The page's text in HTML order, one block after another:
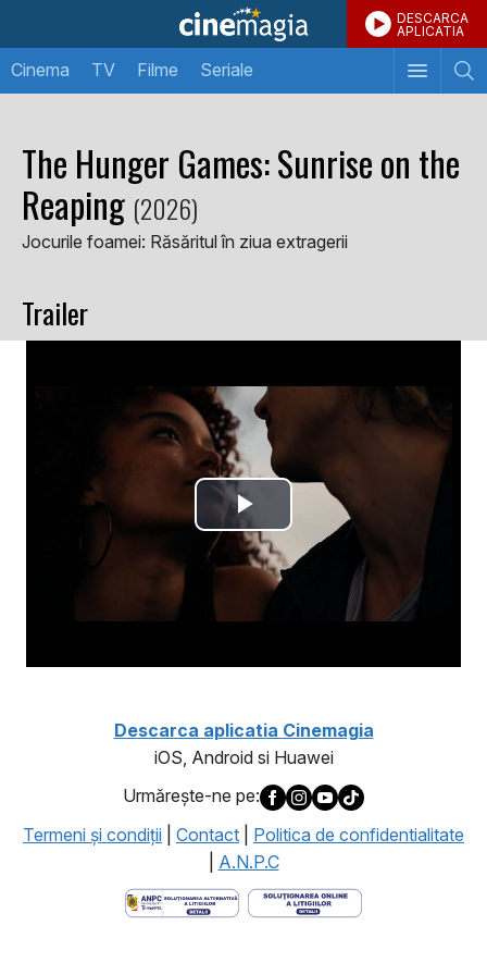
DESCARCA
APLICATIA
Cinema TV Filme Seriale
The Hunger Games: Sunrise on the
Reaping (2026)
Jocurile foamei: Răsăritul în ziua extragerii
Trailer
Descarca aplicatia Cinemagia
iOS, Android si Huawei
Urmăreşte-ne pe:
Termeni şi condiţii
Contact
Politica de confidentialitate
A.N.P.C